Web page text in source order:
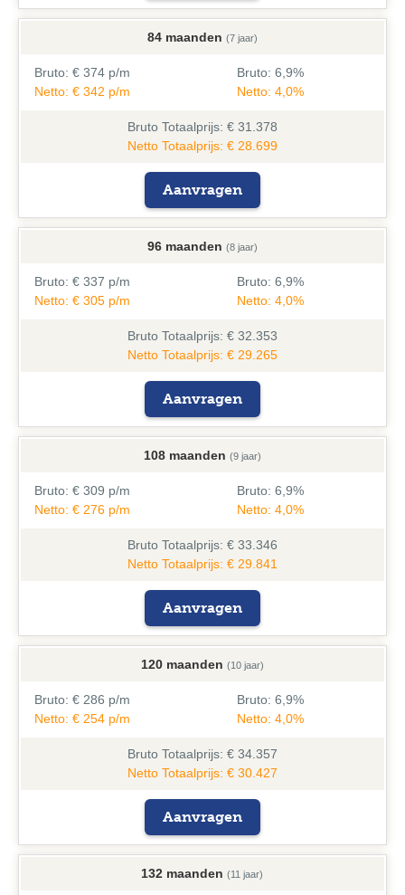
84 maanden (7 jaar)
Bruto: € 374 p/m
Netto: € 342 p/m
Bruto: 6,9%
Netto: 4,0%
Bruto Totaalprijs: € 31.378
Netto Totaalprijs: € 28.699
Aanvragen
96 maanden (8 jaar)
Bruto: € 337 p/m
Netto: € 305 p/m
Bruto: 6,9%
Netto: 4,0%
Bruto Totaalprijs: € 32.353
Netto Totaalprijs: € 29.265
Aanvragen
108 maanden (9 jaar)
Bruto: € 309 p/m
Netto: € 276 p/m
Bruto: 6,9%
Netto: 4,0%
Bruto Totaalprijs: € 33.346
Netto Totaalprijs: € 29.841
Aanvragen
120 maanden (10 jaar)
Bruto: € 286 p/m
Netto: € 254 p/m
Bruto: 6,9%
Netto: 4,0%
Bruto Totaalprijs: € 34.357
Netto Totaalprijs: € 30.427
Aanvragen
132 maanden (11 jaar)